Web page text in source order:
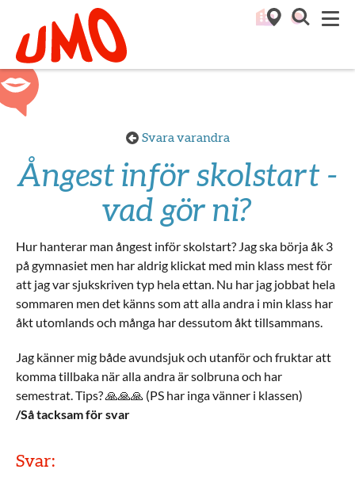
Till startsidan för Umo
Svara varandra
Ångest inför skolstart -
vad gör ni?
Hur hanterar man ångest inför skolstart? Jag ska börja åk 3
på gymnasiet men har aldrig klickat med min klass mest för
att jag var sjukskriven typ hela ettan. Nu har jag jobbat hela
sommaren men det känns som att alla andra i min klass har
åkt utomlands och många har dessutom åkt tillsammans.
Jag känner mig både avundsjuk och utanför och fruktar att
komma tillbaka när alla andra är solbruna och har
semestrat. Tips? 🙏🙏🙏 (PS har inga vänner i klassen)
/Så tacksam för svar
Svar: